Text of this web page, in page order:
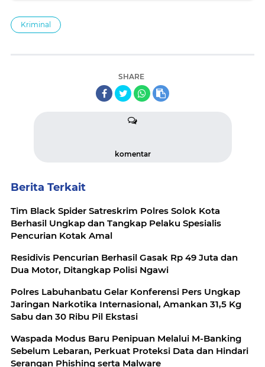
Kriminal
SHARE
komentar
Berita Terkait
Tim Black Spider Satreskrim Polres Solok Kota
Berhasil Ungkap dan Tangkap Pelaku Spesialis
Pencurian Kotak Amal
Residivis Pencurian Berhasil Gasak Rp 49 Juta dan
Dua Motor, Ditangkap Polisi Ngawi
Polres Labuhanbatu Gelar Konferensi Pers Ungkap
Jaringan Narkotika Internasional, Amankan 31,5 Kg
Sabu dan 30 Ribu Pil Ekstasi
Waspada Modus Baru Penipuan Melalui M-Banking
Sebelum Lebaran, Perkuat Proteksi Data dan Hindari
Serangan Phishing serta Malware